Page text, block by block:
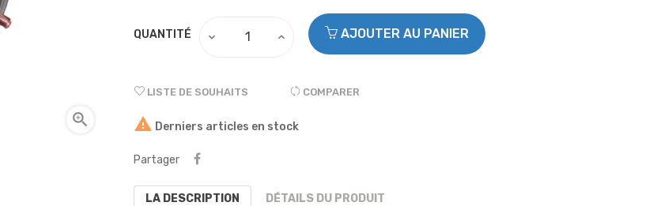

QUANTITÉ AJOUTER AU PANIER
LISTE DE SOUHAITS COMPARER
 Derniers articles en stock
Partager
LA DESCRIPTION DÉTAILS DU PRODUIT